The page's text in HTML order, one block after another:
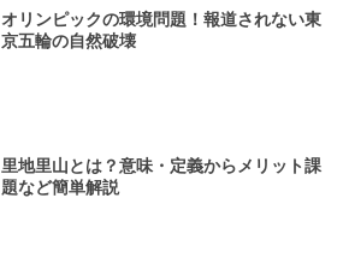
オリンピックの環境問題！報道されない東
京五輪の自然破壊
里地里山とは？意味・定義からメリット課
題など簡単解説